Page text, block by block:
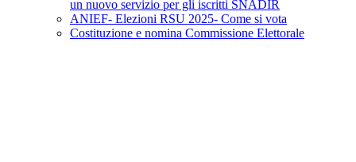
un nuovo servizio per gli iscritti SNADIR
ANIEF- Elezioni RSU 2025- Come si vota
Costituzione e nomina Commissione Elettorale